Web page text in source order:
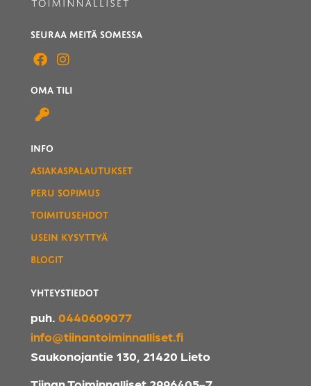
SEURAA MEITÄ SOMESSA
OMA TILI
INFO
ASIAKASPALAUTUKSET
PERU SOPIMUS
TOIMITUSEHDOT
USEIN KYSYTTYÄ
BLOGIT
YHTEYSTIEDOT
puh. 0440609077
info@tiinantoiminnalliset.fi
Saukonojantie 130, 21420 Lieto